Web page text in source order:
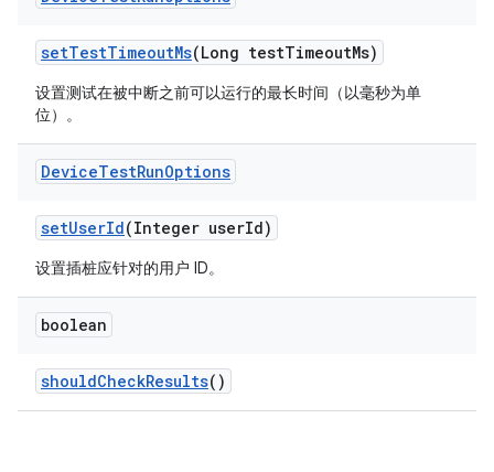
setTestTimeoutMs(Long testTimeoutMs)
设置测试在被中断之前可以运行的最长时间（以毫秒为单
位）。
DeviceTestRunOptions
setUserId(Integer userId)
设置插桩应针对的用户 ID。
boolean
shouldCheckResults()